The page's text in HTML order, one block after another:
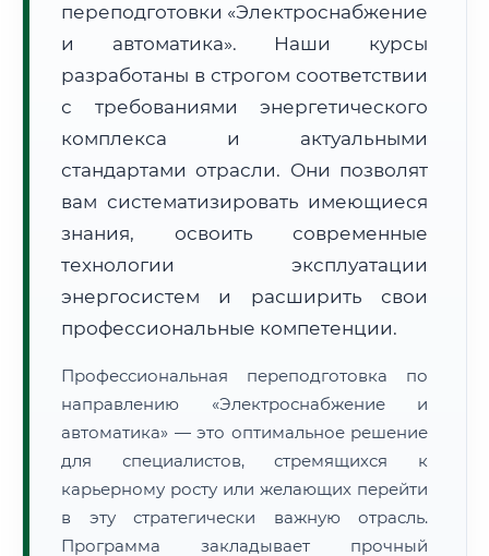
Расчет логистики оригиналов:
• Экспресс-доставка СДЭК / Почтой:4–6 рабочих дней
📜 Документы и аккредитация ФИС ФРДО
🔍Нажмите на документ для увеличения и просмотра
переподготовки «Электроснабжение
и автоматика». Наши курсы
разработаны в строгом соответствии
с требованиями энергетического
комплекса и актуальными
стандартами отрасли. Они позволят
вам систематизировать имеющиеся
знания, освоить современные
технологии эксплуатации
энергосистем и расширить свои
профессиональные компетенции.
Профессиональная переподготовка по
направлению «Электроснабжение и
автоматика» — это оптимальное решение
для специалистов, стремящихся к
карьерному росту или желающих перейти
в эту стратегически важную отрасль.
Программа закладывает прочный